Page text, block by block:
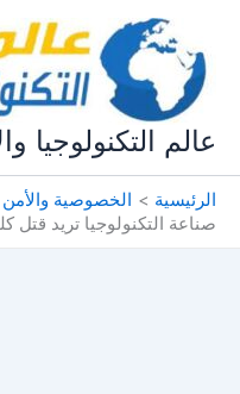
المحتوى
عالم التكنولوجيا
الرئيسية
الخصوصية والأمن
صناعة التكنولوجيا تريد قتل